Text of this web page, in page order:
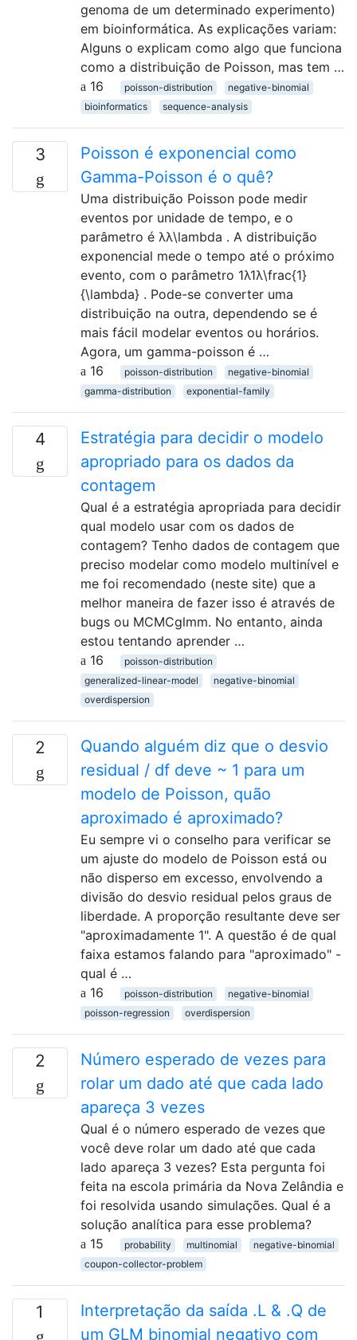
genoma de um determinado experimento)
em bioinformática. As explicações variam:
Alguns o explicam como algo que funciona
como a distribuição de Poisson, mas tem …
16
poisson-distribution
negative-binomial
bioinformatics
sequence-analysis
3
Poisson é exponencial como
Gamma-Poisson é o quê?
Uma distribuição Poisson pode medir
eventos por unidade de tempo, e o
parâmetro é λλ\lambda . A distribuição
exponencial mede o tempo até o próximo
evento, com o parâmetro 1λ1λ\frac{1}
{\lambda} . Pode-se converter uma
distribuição na outra, dependendo se é
mais fácil modelar eventos ou horários.
Agora, um gamma-poisson é …
16
poisson-distribution
negative-binomial
gamma-distribution
exponential-family
4
Estratégia para decidir o modelo
apropriado para os dados da
contagem
Qual é a estratégia apropriada para decidir
qual modelo usar com os dados de
contagem? Tenho dados de contagem que
preciso modelar como modelo multinível e
me foi recomendado (neste site) que a
melhor maneira de fazer isso é através de
bugs ou MCMCglmm. No entanto, ainda
estou tentando aprender …
16
poisson-distribution
generalized-linear-model
negative-binomial
overdispersion
2
Quando alguém diz que o desvio
residual / df deve ~ 1 para um
modelo de Poisson, quão
aproximado é aproximado?
Eu sempre vi o conselho para verificar se
um ajuste do modelo de Poisson está ou
não disperso em excesso, envolvendo a
divisão do desvio residual pelos graus de
liberdade. A proporção resultante deve ser
"aproximadamente 1". A questão é de qual
faixa estamos falando para "aproximado" -
qual é …
16
poisson-distribution
negative-binomial
poisson-regression
overdispersion
2
Número esperado de vezes para
rolar um dado até que cada lado
apareça 3 vezes
Qual é o número esperado de vezes que
você deve rolar um dado até que cada
lado apareça 3 vezes? Esta pergunta foi
feita na escola primária da Nova Zelândia e
foi resolvida usando simulações. Qual é a
solução analítica para esse problema?
15
probability multinomial
negative-binomial
coupon-collector-problem
1
Interpretação da saída .L & .Q de
um GLM binomial negativo com